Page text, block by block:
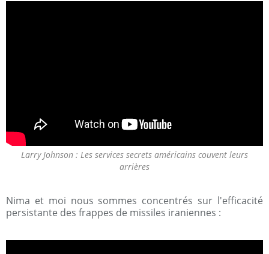
Larry Johnson : Les services secrets américains couvent leurs
arrières
Nima et moi nous sommes concentrés sur l'efficacité
persistante des frappes de missiles iraniennes :